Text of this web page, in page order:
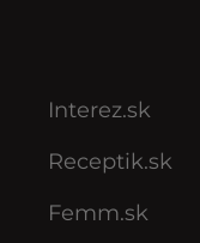
Interez.sk
Receptik.sk
Femm.sk